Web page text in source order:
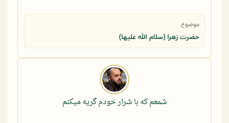
موضوع
حضرت زهرا (سلام الله علیها)
شمعم که با شرار خودم گریه میکنم